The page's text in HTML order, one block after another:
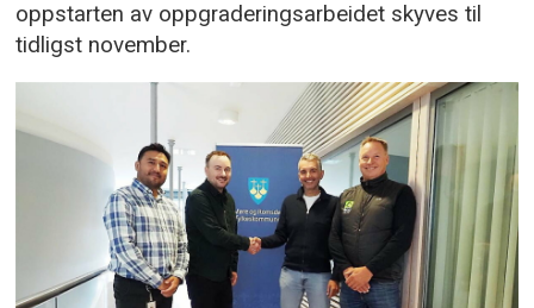
oppstarten av oppgraderingsarbeidet skyves til
tidligst november.